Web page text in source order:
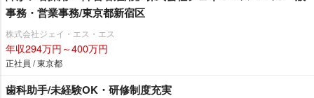
事務・営業事務/東京都新宿区
株式会社ジェイ・エス・エス
年収294万円～400万円
正社員 / 東京都
歯科助手/未経験OK・研修制度充実